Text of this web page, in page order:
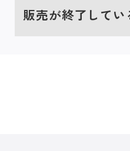
販売が終了してい